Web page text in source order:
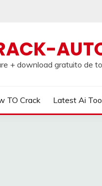
+ download gratuito de
TO Crack Latest Ai